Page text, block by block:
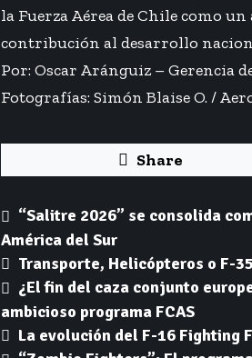
la Fuerza Aérea de Chile como
contribución al desarrollo
Por: Oscar Aránguiz – Gerencia
Fotografías: Simón Blaise O. /
Share
“Salitre 2026” se consolida
América del Sur
Transporte, Helicópteros o F-
¿El fin del caza conjunto
ambicioso programa FCAS
La evolución del F-16 Fighting